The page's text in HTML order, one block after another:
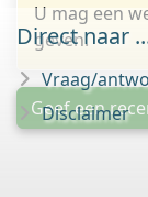
U mag een
geven.
Geef een
Direct naar
Vraag/
Disclaimer